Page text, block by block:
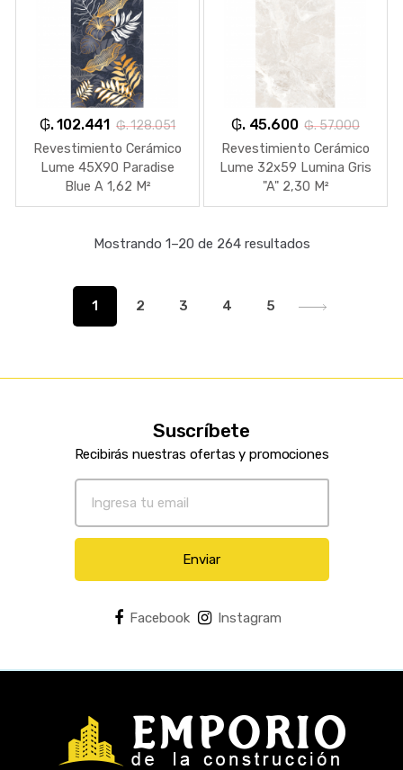
₲. 102.441 ₲. 128.051
Revestimiento Cerámico
Lume 45X90 Paradise
Blue A 1,62 M²
₲. 45.600 ₲. 57.000
Revestimiento Cerámico
Lume 32x59 Lumina Gris
"A" 2,30 M²
Mostrando 1–20 de 264 resultados
1 2 3 4 5
Suscríbete
Recibirás nuestras ofertas y promociones
Enviar
Facebook Instagram